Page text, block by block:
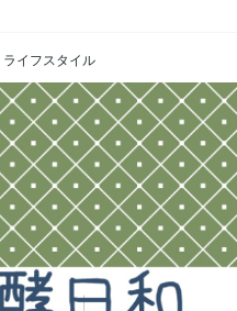
ライフスタイル